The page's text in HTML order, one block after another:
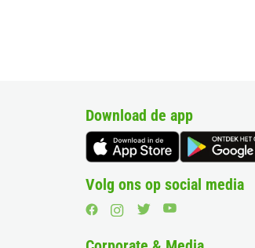
Download de app
Volg ons op social media